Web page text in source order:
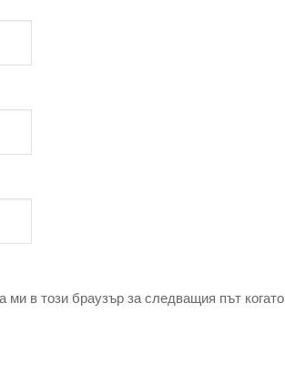
в този браузър за следващия път когато